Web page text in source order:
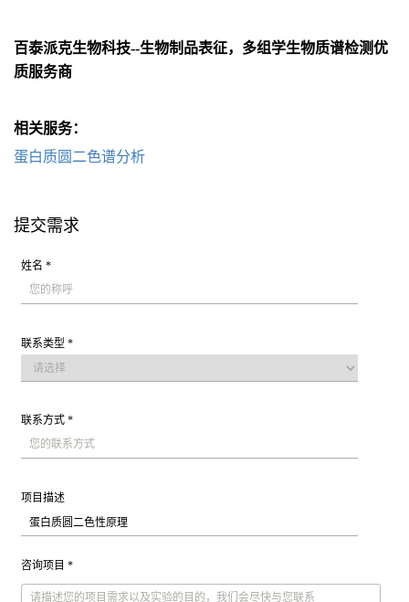
百泰派克生物科技--生物制品表征，多组学生物质谱检测优
质服务商
相关服务：
蛋白质圆二色谱分析
提交需求
姓名 *
联系类型 *
联系方式 *
项目描述
咨询项目 *